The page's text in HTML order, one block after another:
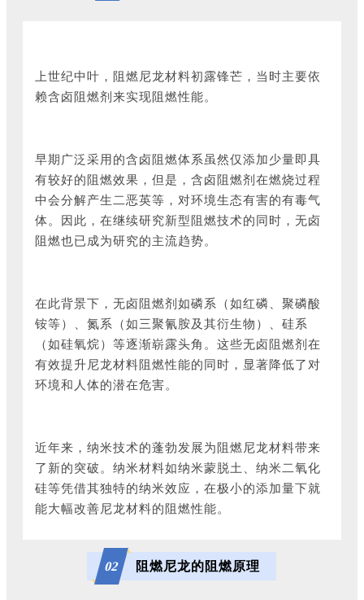
上世纪中叶，阻燃尼龙材料初露锋芒，当时主要依
赖含卤阻燃剂来实现阻燃性能。
早期广泛采用的含卤阻燃体系虽然仅添加少量即具
有较好的阻燃效果，但是，含卤阻燃剂在燃烧过程
中会分解产生二恶英等，对环境生态有害的有毒气
体。因此，在继续研究新型阻燃技术的同时，无卤
阻燃也已成为研究的主流趋势。
在此背景下，无卤阻燃剂如磷系（如红磷、聚磷酸
铵等）、氮系（如三聚氰胺及其衍生物）、硅系
（如硅氧烷）等逐渐崭露头角。这些无卤阻燃剂在
有效提升尼龙材料阻燃性能的同时，显著降低了对
环境和人体的潜在危害。
近年来，纳米技术的蓬勃发展为阻燃尼龙材料带来
了新的突破。纳米材料如纳米蒙脱土、纳米二氧化
硅等凭借其独特的纳米效应，在极小的添加量下就
能大幅改善尼龙材料的阻燃性能。
02 阻燃尼龙的阻燃原理